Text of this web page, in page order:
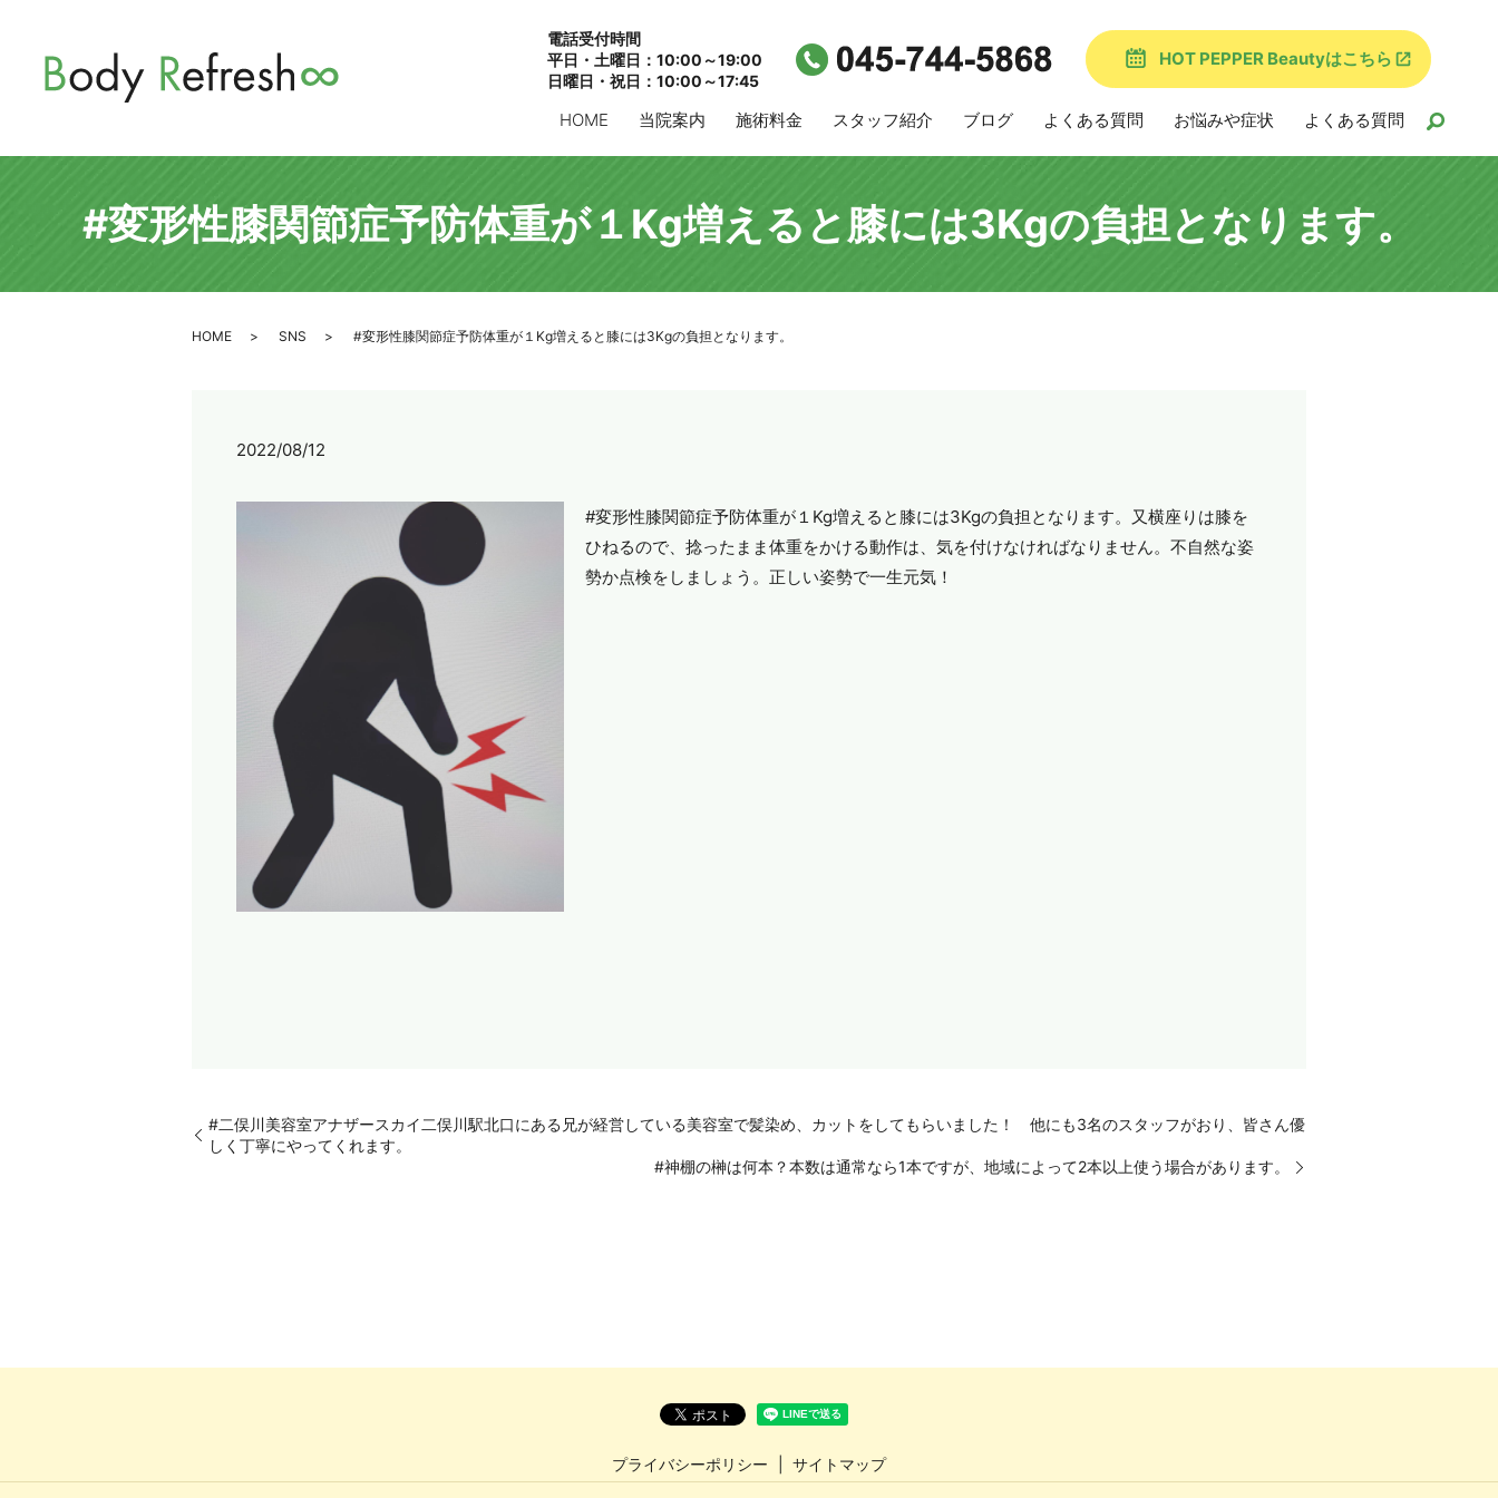
電話受付時間
平日・土曜日：10:00～19:00
日曜日・祝日：10:00～17:45
HOT PEPPER Beautyはこちら
HOME 当院案内 施術料金 スタッフ紹介 ブログ よくある質問 お悩みや症状 よくある質問
#変形性膝関節症予防体重が１Kg増えると膝には3Kgの負担となります。
HOME SNS #変形性膝関節症予防体重が１Kg増えると膝には3Kgの負担となります。
2022/08/12
#変形性膝関節症予防体重が１Kg増えると膝には3Kgの負担となります。又横座りは膝を
ひねるので、捻ったまま体重をかける動作は、気を付けなければなりません。不自然な姿
勢か点検をしましょう。正しい姿勢で一生元気！
#二俣川美容室アナザースカイ二俣川駅北口にある兄が経営している美容室で髪染め、カットをしてもらいました！ 他にも3名のスタッフがおり、皆さん優
しく丁寧にやってくれます。
#神棚の榊は何本？本数は通常なら1本ですが、地域によって2本以上使う場合があります。
プライバシーポリシー サイトマップ